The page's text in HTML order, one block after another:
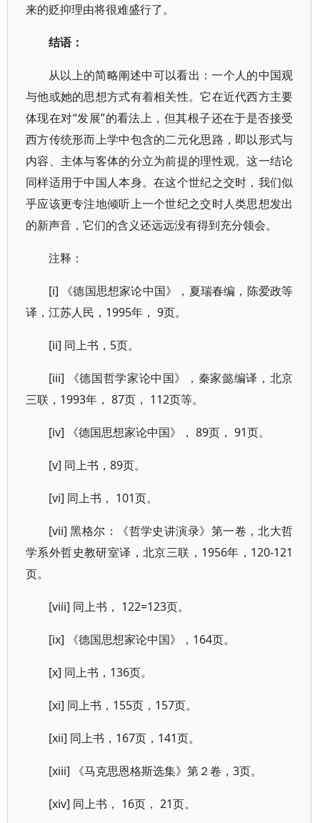
来的贬抑理由将很难盛行了。
结语：
从以上的简略阐述中可以看出：一个人的中国观
与他或她的思想方式有着相关性。它在近代西方主要
体现在对“发展”的看法上，但其根子还在于是否接受
西方传统形而上学中包含的二元化思路，即以形式与
内容、主体与客体的分立为前提的理性观。这一结论
同样适用于中国人本身。在这个世纪之交时，我们似
乎应该更专注地倾听上一个世纪之交时人类思想发出
的新声音，它们的含义还远远没有得到充分领会。
注释：
[i] 《德国思想家论中国》，夏瑞春编，陈爱政等
译，江苏人民，1995年， 9页。
[ii] 同上书，5页。
[iii] 《德国哲学家论中国》，秦家懿编译，北京
三联，1993年， 87页， 112页等。
[iv] 《德国思想家论中国》， 89页， 91页。
[v] 同上书，89页。
[vi] 同上书， 101页。
[vii] 黑格尔：《哲学史讲演录》第一卷，北大哲
学系外哲史教研室译，北京三联，1956年，120-121
页。
[viii] 同上书， 122=123页。
[ix] 《德国思想家论中国》，164页。
[x] 同上书，136页。
[xi] 同上书，155页，157页。
[xii] 同上书，167页，141页。
[xiii] 《马克思恩格斯选集》第２卷，3页。
[xiv] 同上书， 16页， 21页。